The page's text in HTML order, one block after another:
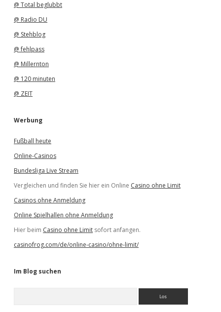
@ Total beglubbt
@ Radio DU
@ Stehblog
@ fehlpass
@ Millernton
@ 120 minuten
@ ZEIT
Werbung
Fußball heute
Online-Casinos
Bundesliga Live Stream
Vergleichen und finden Sie hier ein Online Casino ohne Limit
Casinos ohne Anmeldung
Online Spielhallen ohne Anmeldung
Hier beim Casino ohne Limit sofort anfangen.
casinofrog.com/de/online-casino/ohne-limit/
Im Blog suchen